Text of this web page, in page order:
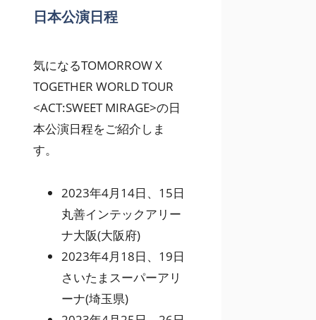
日本公演日程
気になるTOMORROW X
TOGETHER WORLD TOUR
<ACT:SWEET MIRAGE>の日
本公演日程をご紹介しま
す。
2023年4月14日、15日
丸善インテックアリー
ナ大阪(大阪府)
2023年4月18日、19日
さいたまスーパーアリ
ーナ(埼玉県)